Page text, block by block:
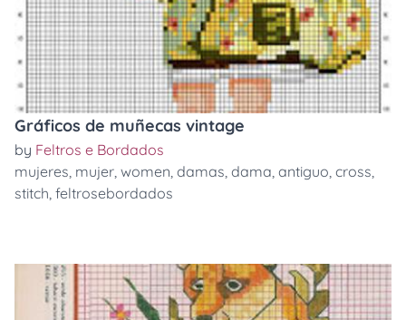
Gráficos de muñecas vintage
by Feltros e Bordados
mujeres, mujer, women, damas, dama, antiguo, cross,
stitch, feltrosebordados